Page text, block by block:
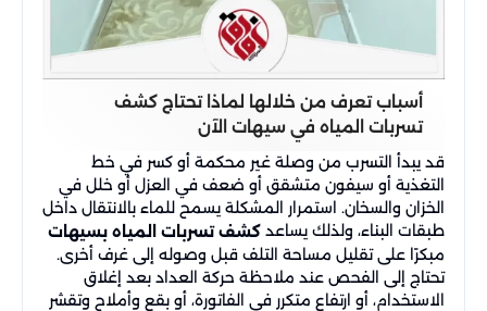
أسباب تعرف من خلالها لماذا تحتاج كشف
تسربات المياه في سيهات الآن
قد يبدأ التسرب من وصلة غير محكمة أو كسر في خط
التغذية أو سيفون متشقق أو ضعف في العزل أو خلل في
الخزان والسخان. استمرار المشكلة يسمح للماء بالانتقال داخل
طبقات البناء، ولذلك يساعد كشف تسربات المياه بسيهات
مبكرًا على تقليل مساحة التلف قبل وصوله إلى غرف أخرى.
تحتاج إلى الفحص عند ملاحظة حركة العداد بعد إغلاق
الاستخدام، أو ارتفاع متكرر في الفاتورة، أو بقع وأملاح وتقشر